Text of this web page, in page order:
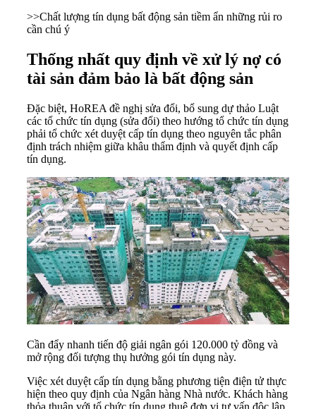
>>Chất lượng tín dụng bất động sản tiềm ẩn những rủi ro
cần chú ý
Thống nhất quy định về xử lý nợ có
tài sản đảm bảo là bất động sản
Đặc biệt, HoREA đề nghị sửa đổi, bổ sung dự thảo Luật
các tổ chức tín dụng (sửa đổi) theo hướng tổ chức tín dụng
phải tổ chức xét duyệt cấp tín dụng theo nguyên tắc phân
định trách nhiệm giữa khâu thẩm định và quyết định cấp
tín dụng.
Cần đẩy nhanh tiến độ giải ngân gói 120.000 tỷ đồng và
mở rộng đối tượng thụ hưởng gói tín dụng này.
Việc xét duyệt cấp tín dụng bằng phương tiện điện tử thực
hiện theo quy định của Ngân hàng Nhà nước. Khách hàng
thỏa thuận với tổ chức tín dụng thuê đơn vị tư vấn độc lập